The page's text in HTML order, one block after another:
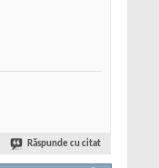
Răspunde cu citat